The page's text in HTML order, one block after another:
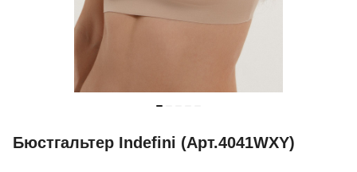
Бюстгальтер Indefini (Арт.4041WXY)